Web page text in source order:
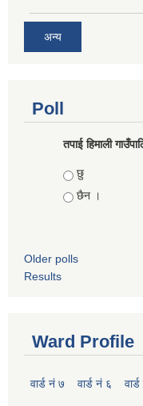
अन्य
Poll
तपाई हिमाली
Choices
छु
छैन ।
Older polls
Results
Ward Profile
वार्ड नं ७ वार्ड नं ६